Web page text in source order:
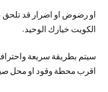
او رضوض او اضرار قد تلحق
الكويت خيارك الوحيد.
سيتم بطريقة سريعة
اقرب محطة وقود او محل